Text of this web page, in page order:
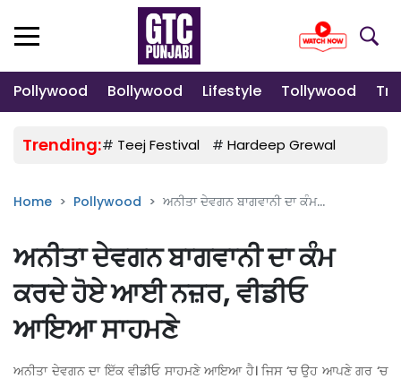
Pollywood Bollywood Lifestyle Tollywood
Trending:# Teej Festival # Hardeep Grewal
Home Pollywood ਅਨੀਤਾ ਦੇਵਗਨ ਬਾਗਵਾਨੀ ਦਾ ਕੰਮ...
ਅਨੀਤਾ ਦੇਵਗਨ ਬਾਗਵਾਨੀ ਦਾ ਕੰਮ
ਕਰਦੇ ਹੋਏ ਆਈ ਨਜ਼ਰ, ਵੀਡੀਓ
ਆਇਆ ਸਾਹਮਣੇ
ਅਨੀਤਾ ਦੇਵਗਨ ਦਾ ਇੱਕ ਵੀਡੀਓ ਸਾਹਮਣੇ ਆਇਆ ਹੈ। ਜਿਸ ‘ਚ ਉਹ ਆਪਣੇ ਗਰ ‘ਚ